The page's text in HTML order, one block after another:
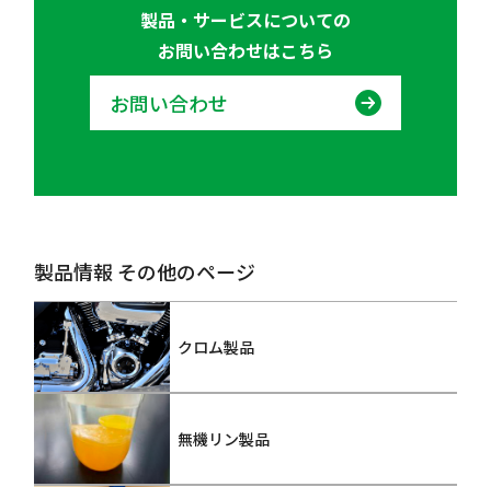
製品・サービスについての
お問い合わせはこちら
お問い合わせ
製品情報 その他のページ
クロム製品
無機リン製品